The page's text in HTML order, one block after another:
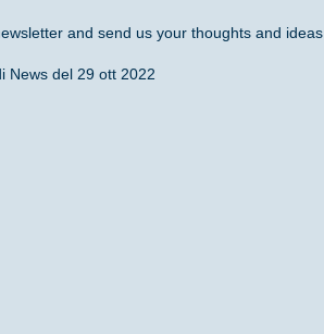
and send us your thoughts and ideas
News del 29 ott 2022